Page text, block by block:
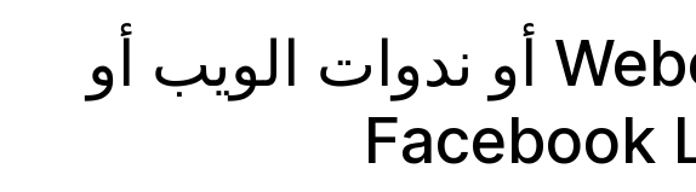
بث اجتماعات Webex أو ندوات الويب أو